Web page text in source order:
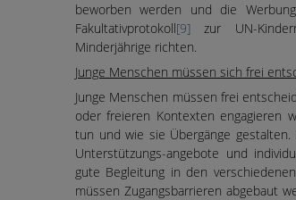
beworben werden und die
Fakultativprotokoll[9] zur UN-
Minderjährige richten.
Junge Menschen müssen sich frei
Junge Menschen müssen frei
oder freieren Kontexten engagieren
tun und wie sie Übergänge
Unterstützungs-angebote und
gute Begleitung in den
müssen Zugangsbarrieren abgebaut